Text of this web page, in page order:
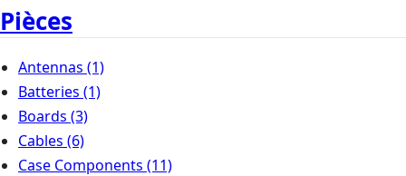
Pièces
Antennas (1)
Batteries (1)
Boards (3)
Cables (6)
Case Components (11)